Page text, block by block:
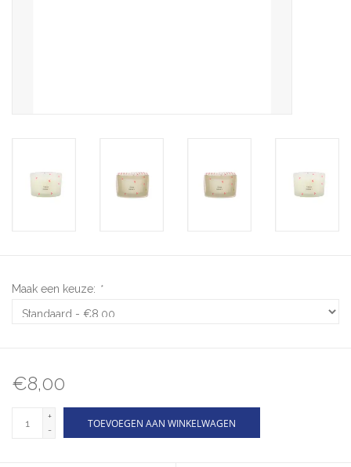
Maak een keuze: *
€8,00
+
-
TOEVOEGEN AAN WINKELWAGEN